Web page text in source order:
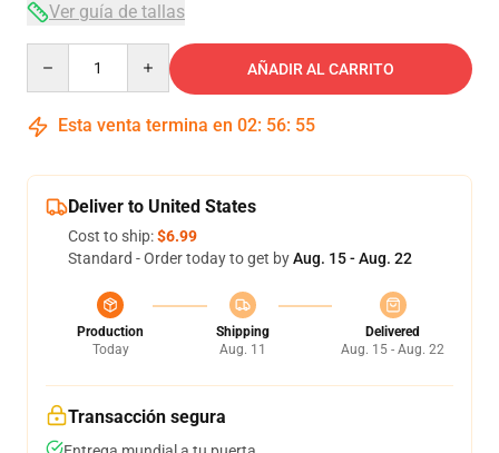
Ver guía de tallas
AÑADIR AL CARRITO
Esta venta termina en 02: 56: 54
Deliver to United States
Cost to ship:$6.99
Standard - Order today to get byAug. 15 - Aug. 22
Production
Today
Shipping
Aug. 11
Delivered
Aug. 15 - Aug. 22
Transacción segura